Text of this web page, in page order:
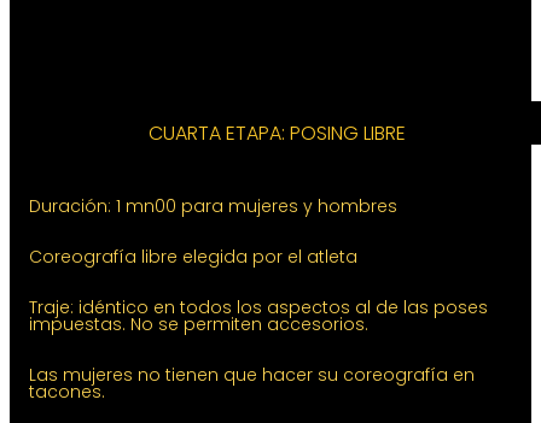
CUARTA ETAPA: POSING LIBRE
Duración: 1 mn00 para mujeres y hombres
Coreografía libre elegida por el atleta
Traje: idéntico en todos los aspectos al de las poses
impuestas. No se permiten accesorios.
Las mujeres no tienen que hacer su coreografía en
tacones.